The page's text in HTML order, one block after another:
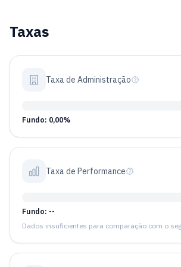
Taxas
Taxa de Administração
Fundo: 0,00%
Taxa de Performance
Fundo: --
Dados insuficientes para comparação com o